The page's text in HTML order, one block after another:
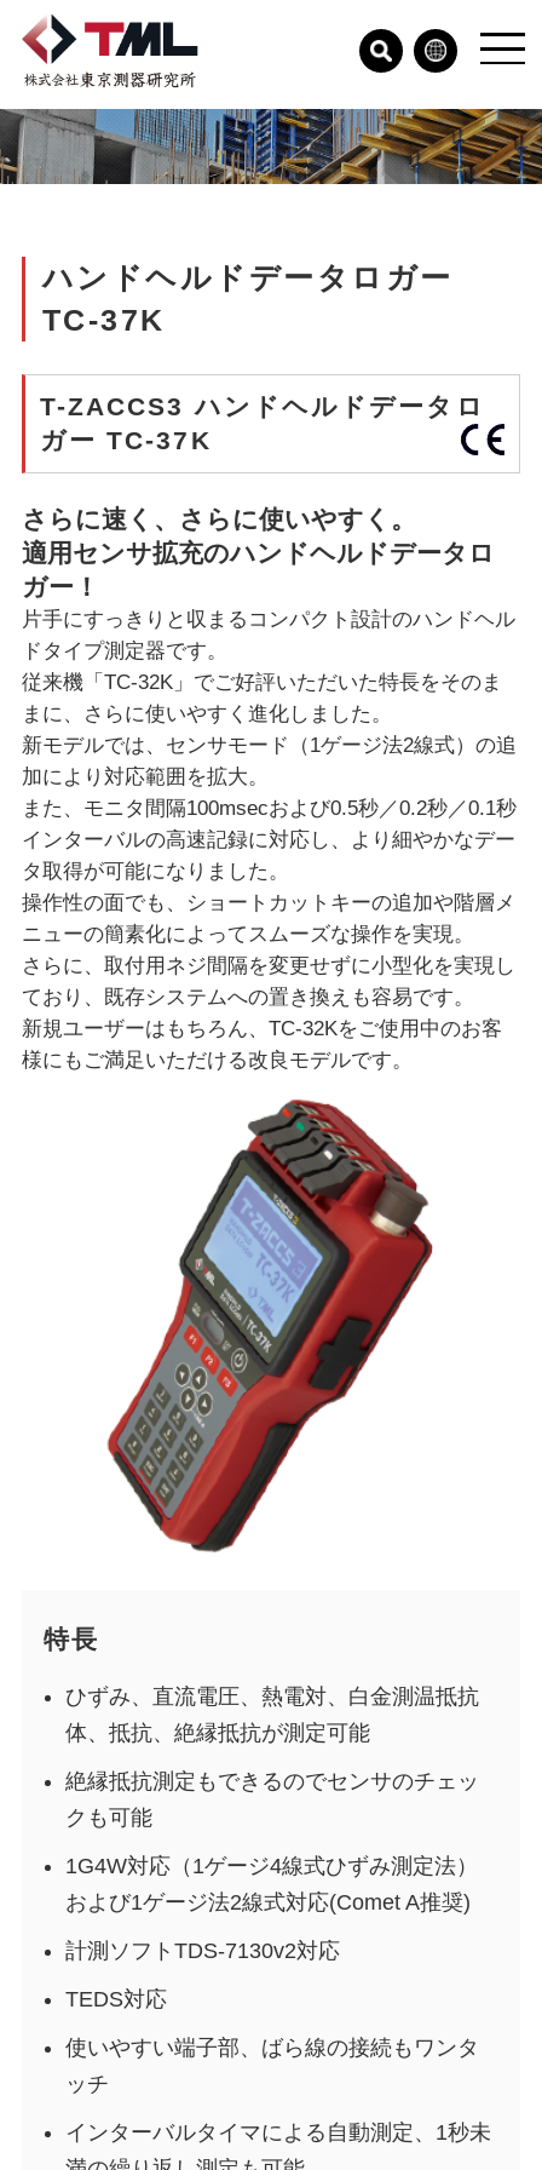
ハンドヘルドデータロガー
TC-37K
T-ZACCS3 ハンドヘルドデータロ
ガー TC-37K
さらに速く、さらに使いやすく。
適用センサ拡充のハンドヘルドデータロ
ガー！
片手にすっきりと収まるコンパクト設計のハンドヘル
ドタイプ測定器です。
従来機「TC-32K」でご好評いただいた特長をそのま
まに、さらに使いやすく進化しました。
新モデルでは、センサモード（1ゲージ法2線式）の追
加により対応範囲を拡大。
また、モニタ間隔100msecおよび0.5秒／0.2秒／0.1秒
インターバルの高速記録に対応し、より細やかなデー
タ取得が可能になりました。
操作性の面でも、ショートカットキーの追加や階層メ
ニューの簡素化によってスムーズな操作を実現。
さらに、取付用ネジ間隔を変更せずに小型化を実現し
ており、既存システムへの置き換えも容易です。
新規ユーザーはもちろん、TC-32Kをご使用中のお客
様にもご満足いただける改良モデルです。
特長
ひずみ、直流電圧、熱電対、白金測温抵抗
体、抵抗、絶縁抵抗が測定可能
絶縁抵抗測定もできるのでセンサのチェッ
クも可能
1G4W対応（1ゲージ4線式ひずみ測定法）
および1ゲージ法2線式対応(Comet A推奨)
計測ソフトTDS-7130v2対応
TEDS対応
使いやすい端子部、ばら線の接続もワンタ
ッチ
インターバルタイマによる自動測定、1秒未